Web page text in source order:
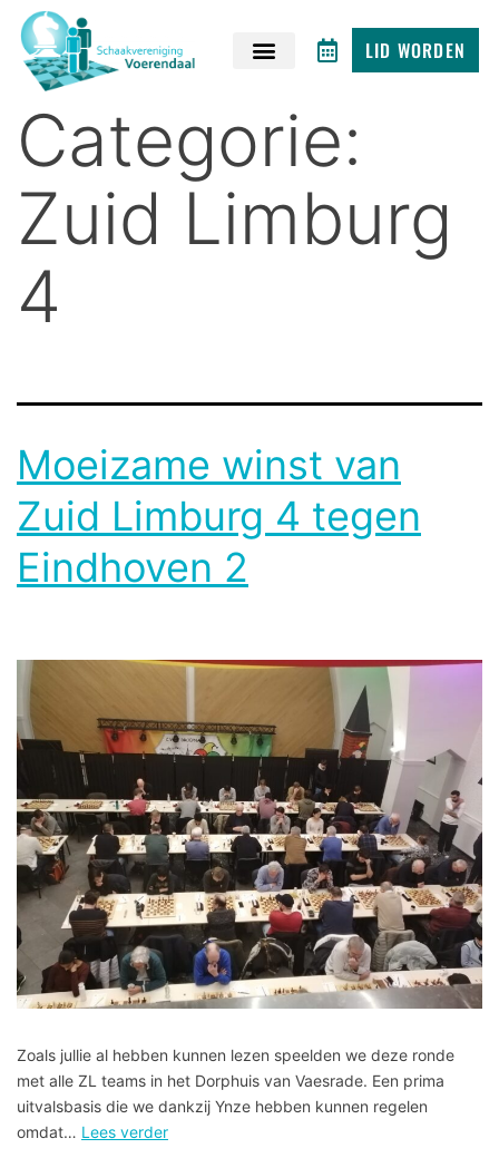
LID WORDEN
Categorie:
Zuid Limburg
4
Moeizame winst van
Zuid Limburg 4 tegen
Eindhoven 2
Zoals jullie al hebben kunnen lezen speelden we deze ronde
met alle ZL teams in het Dorphuis van Vaesrade. Een prima
uitvalsbasis die we dankzij Ynze hebben kunnen regelen
omdat… Lees verder